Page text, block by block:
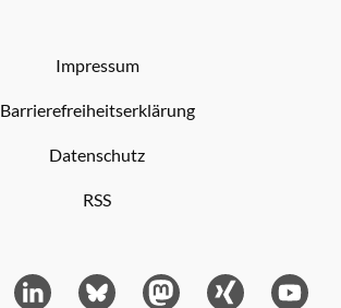
Impressum
Barrierefreiheitserklärung
Datenschutz
RSS